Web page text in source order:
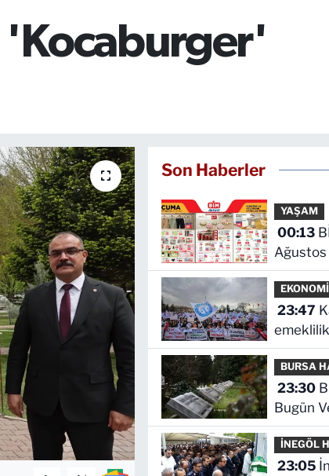
'Kocaburger'
Son Haberler
YAŞAM
00:13
kataloğu
İşte
ve
EKONOMİ
23:47
emeklilik
son
BURSA
23:30
Bugün
Kimler?
2026
İNEGÖL
23:05